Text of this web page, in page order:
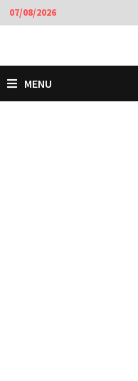
Passer
au
07/08/2026
MENU